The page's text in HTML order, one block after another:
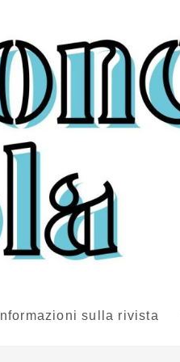
Informazioni sulla rivista